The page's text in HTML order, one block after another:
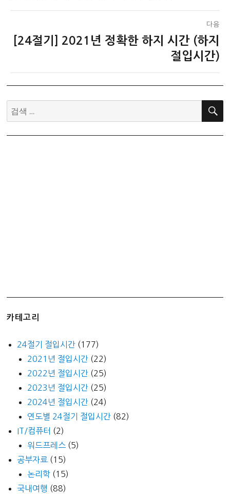
다음
[24절기] 2021년 정확한 하지 시간 (하지
절입시간)
검
색:
검
카테고리
24절기 절입시간 (177)
2021년 절입시간 (22)
2022년 절입시간 (25)
2023년 절입시간 (25)
2024년 절입시간 (24)
연도별 24절기 절입시간 (82)
IT/컴퓨터 (2)
워드프레스 (5)
공부자료 (15)
논리학 (15)
국내여행 (88)